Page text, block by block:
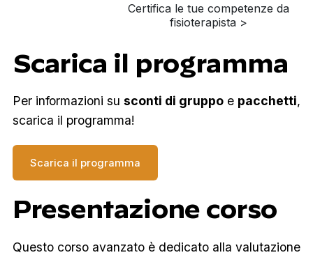
Certifica le tue competenze da
fisioterapista >
Scarica il programma
Per informazioni su sconti di gruppoe pacchetti,
scarica il programma!
Scarica il programma
Presentazione corso
Questo corso avanzato è dedicato alla valutazione